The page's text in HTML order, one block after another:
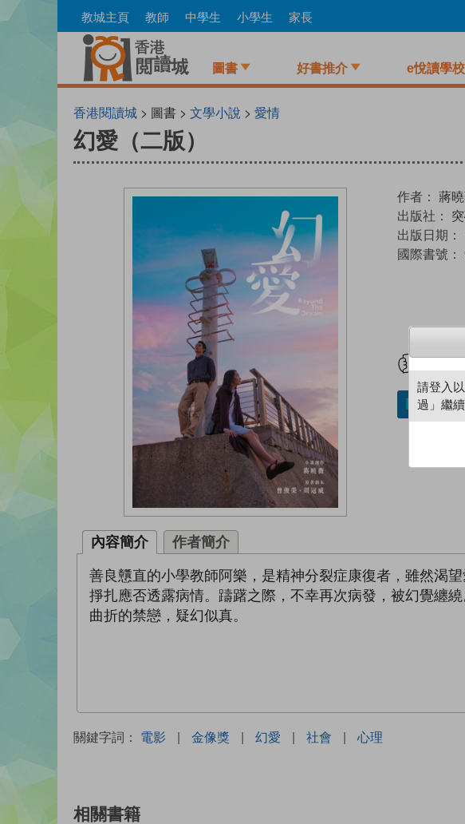
to
教城主頁 教師 中學生 小學生 家長
圖書 好書推介 e悅讀學
香港閱讀城 > 圖書 > 文學小說 > 愛情
幻愛（二版）
作者： 蔣曉
出版社：
出版日期：
國際書號：
加入
內容簡介 作者簡介
善良戇直的小學教師阿樂，是精神分裂症康復者，雖然渴
掙扎應否透露病情。躊躇之際，不幸再次病發，被幻覺纏
曲折的禁戀，疑幻似真。
關鍵字詞： 電影 | 金像獎 | 幻愛 | 社會 | 心理
相關書籍
請登入
過」繼續